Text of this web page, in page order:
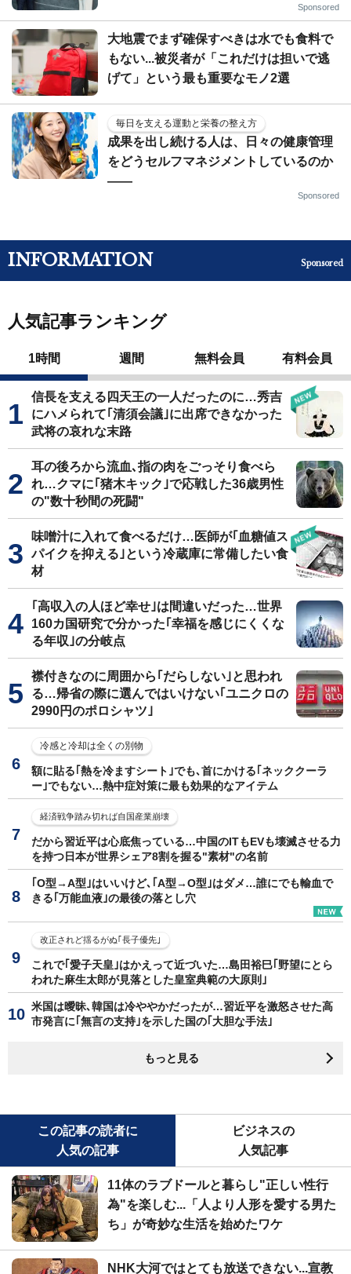
Sponsored
大地震でまず確保すべきは水でも食料で
もない...被災者が「これだけは担いで逃
げて」という最も重要なモノ2選
毎日を支える運動と栄養の整え方
成果を出し続ける人は、日々の健康管理
をどうセルフマネジメントしているのか
——
Sponsored
INFORMATION Sponsored
人気記事ランキング
1時間 週間 無料会員 有料会員
信長を支える四天王の一人だったのに…秀吉
にハメられて｢清須会議｣に出席できなかった
武将の哀れな末路
耳の後ろから流血､指の肉をごっそり食べら
れ…クマに｢猪木キック｣で応戦した36歳男性
の"数十秒間の死闘"
味噌汁に入れて食べるだけ…医師が｢血糖値ス
パイクを抑える｣という冷蔵庫に常備したい食
材
｢高収入の人ほど幸せ｣は間違いだった…世界
160カ国研究で分かった｢幸福を感じにくくな
る年収｣の分岐点
襟付きなのに周囲から｢だらしない｣と思われ
る…帰省の際に選んではいけない｢ユニクロの
2990円のポロシャツ｣
冷感と冷却は全くの別物
額に貼る｢熱を冷ますシート｣でも､首にかける｢ネッククーラ
ー｣でもない…熱中症対策に最も効果的なアイテム
経済戦争踏み切れば自国産業崩壊
だから習近平は心底焦っている…中国のITもEVも壊滅させる力
を持つ日本が世界シェア8割を握る"素材"の名前
｢O型→A型｣はいいけど､｢A型→O型｣はダメ…誰にでも輸血で
きる｢万能血液｣の最後の落とし穴
改正されど揺るがぬ｢長子優先｣
これで｢愛子天皇｣はかえって近づいた…島田裕巳｢野望にとら
われた麻生太郎が見落とした皇室典範の大原則｣
米国は曖昧､韓国は冷ややかだったが…習近平を激怒させた高
市発言に｢無言の支持｣を示した国の｢大胆な手法｣
もっと見る
この記事の読者に
人気の記事
ビジネスの
人気記事
11体のラブドールと暮らし"正しい性行
為"を楽しむ...「人より人形を愛する男た
ち」が奇妙な生活を始めたワケ
NHK大河ではとても放送できない...宣教